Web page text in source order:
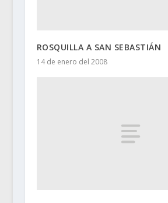
ROSQUILLA A SAN SEBASTIÁN
14 de enero del 2008